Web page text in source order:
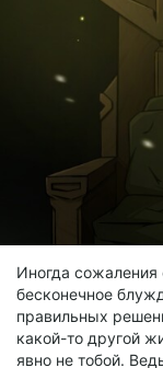
Иногда
бесконечное
правильных
какой-то другой
явно не тобой.